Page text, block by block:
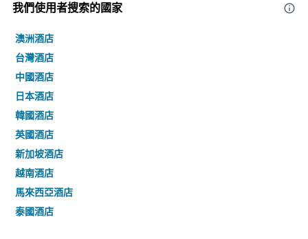
我們使用者搜索的國家
澳洲酒店
台灣酒店
中國酒店
日本酒店
韓國酒店
英國酒店
新加坡酒店
越南酒店
馬來西亞酒店
泰國酒店